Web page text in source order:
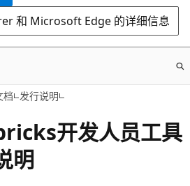
和 Microsoft Edge 的详细信息
档 发行说明
开发人员工具
明